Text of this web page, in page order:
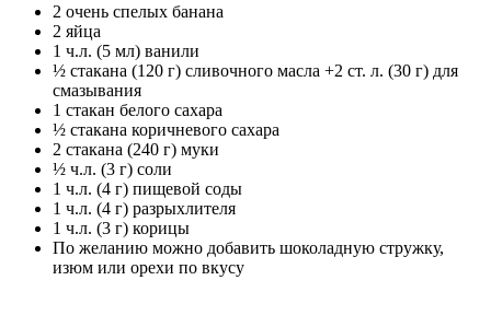
2 очень спелых банана
2 яйца
1 ч.л. (5 мл) ванили
½ стакана (120 г) сливочного масла +2 ст. л. (30 г) для
смазывания
1 стакан белого сахара
½ стакана коричневого сахара
2 стакана (240 г) муки
½ ч.л. (3 г) соли
1 ч.л. (4 г) пищевой соды
1 ч.л. (4 г) разрыхлителя
1 ч.л. (3 г) корицы
По желанию можно добавить шоколадную стружку,
изюм или орехи по вкусу